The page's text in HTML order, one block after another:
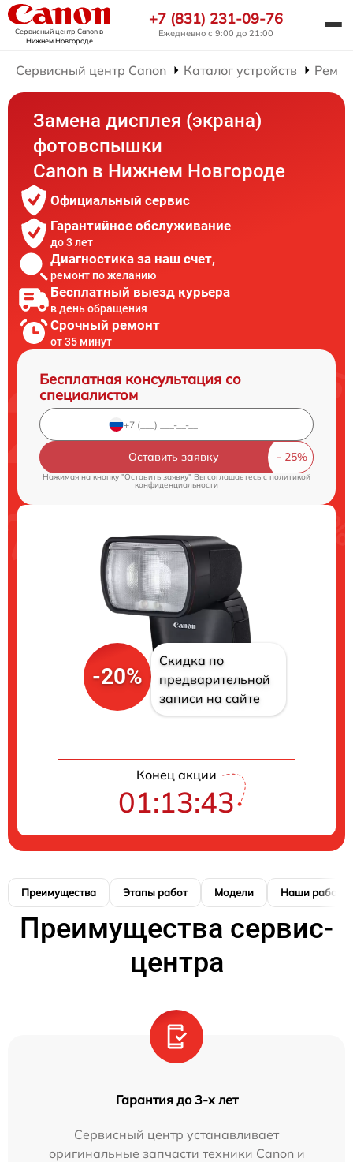
Сервисный центр Canonв
Нижнем Новгороде
+7 (831) 231-09-76
Ежедневно с 9:00 до 21:00
Сервисный центр Canon Каталог устройств
Замена дисплея (экрана)
фотовспышки
Canon в Нижнем Новгороде
Официальный сервис
Гарантийное обслуживание
до 3 лет
Диагностика за наш счет,
ремонт по желанию
Бесплатный выезд курьера
в день обращения
Срочный ремонт
от 35 минут
Бесплатная консультация со
специалистом
Оставить заявку
Нажимая на кнопку "Оставить заявку" Вы соглашаетесь cполитикой
конфиденциальности
-20%
Скидка по
предварительной
записи на сайте
Конец акции
01:13:42
Преимущества Этапы работ Модели Наши работы
Преимущества сервис-
центра
Гарантия до 3-х лет
Сервисный центр устанавливает
оригинальные запчасти техники Canon и